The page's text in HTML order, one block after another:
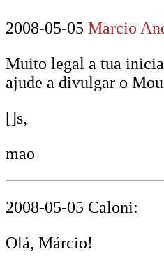
2008-05-05 Marcio
Muito legal a tua
ajude a divulgar o
[]s,
mao
2008-05-05 Caloni:
Olá, Márcio!